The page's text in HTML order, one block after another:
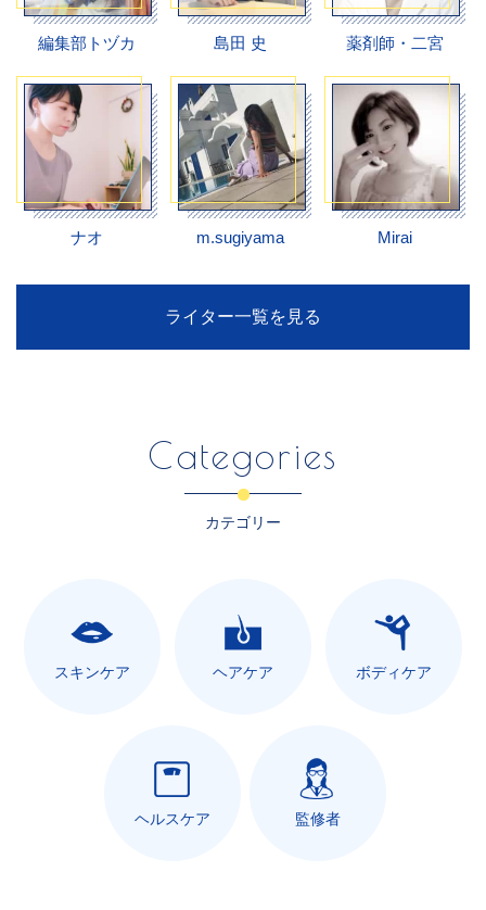
編集部トヅカ 島田 史 薬剤師・二宮
ナオ m.sugiyama Mirai
ライター一覧を見る
Categories
カテゴリー
スキンケア ヘアケア ボディケア
ヘルスケア 監修者